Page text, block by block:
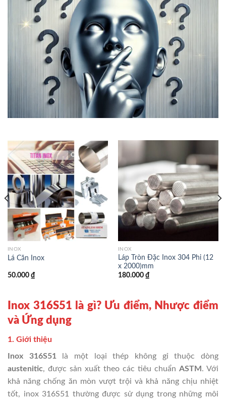
INOX
Lá Căn Inox
50.000 ₫
INOX
Láp Tròn Đặc Inox 304 Phi (12
x 2000)mm
180.000 ₫
Inox 316S51 là gì? Ưu điểm, Nhược điểm
và Ứng dụng
1. Giới thiệu
Inox 316S51là một loại thép không gỉ thuộc dòng
austenitic, được sản xuất theo các tiêu chuẩn ASTM . Với
khả năng chống ăn mòn vượt trội và khả năng chịu nhiệt
tốt, inox 316S51 thường được sử dụng trong những môi